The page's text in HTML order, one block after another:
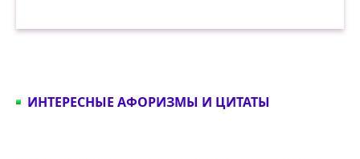
ИНТЕРЕСНЫЕ АФОРИЗМЫ И ЦИТАТЫ